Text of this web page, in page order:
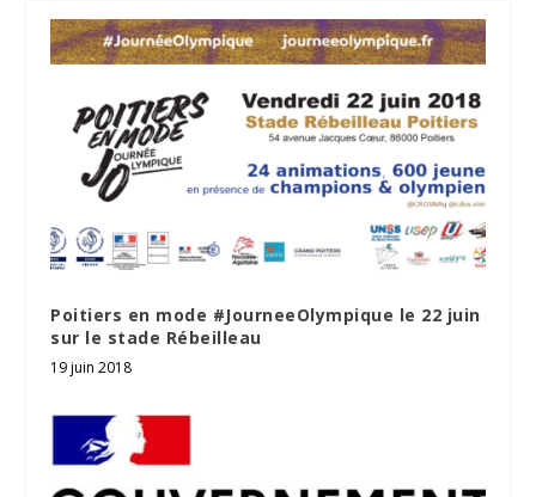
Poitiers en mode #JourneeOlympique le 22 juin
sur le stade Rébeilleau
19 juin 2018